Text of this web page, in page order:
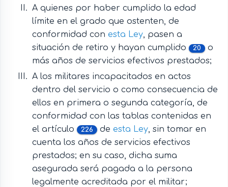
A quienes por haber cumplido la edad
límite en el grado que ostenten, de
conformidad con esta Ley, pasen a
situación de retiro y hayan cumplido
20
o
más años de servicios efectivos prestados;
A los militares incapacitados en actos
dentro del servicio o como consecuencia de
ellos en primera o segunda categoría, de
conformidad con las tablas contenidas en
el artículo
226 de esta Ley, sin tomar en
cuenta los años de servicios efectivos
prestados; en su caso, dicha suma
asegurada será pagada a la persona
legalmente acreditada por el militar;